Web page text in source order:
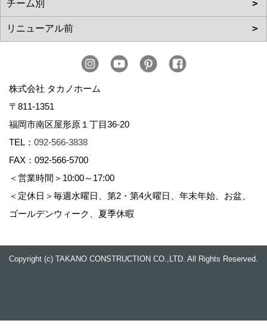
株式会社 タカノホーム
〒811-1351
福岡市南区屋形原１丁目36-20
TEL： 092-566-3838
FAX：092-566-5700
＜営業時間＞10:00～17:00
＜定休日＞毎週水曜日、第2・第4火曜日、年末年始、お盆、
ゴールデンウィーク、夏季休暇
Copyright (c) TAKANO CONSTRUCTION CO.,LTD. All Rights Reserved.